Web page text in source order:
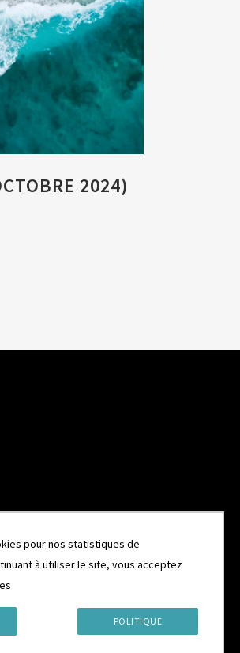
2024)
pour nos statistiques de
à utiliser le site, vous acceptez
POLITIQUE